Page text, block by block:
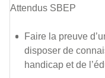
Attendus SBEP
Faire la preuve
disposer de
handicap et de